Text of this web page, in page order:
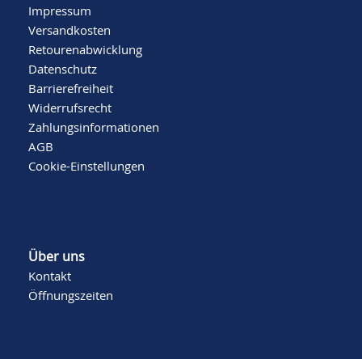
Impressum
Versandkosten
Retourenabwicklung
Datenschutz
Barrierefreiheit
Widerrufsrecht
Zahlungsinformationen
AGB
Cookie-Einstellungen
Über uns
Kontakt
Öffnungszeiten